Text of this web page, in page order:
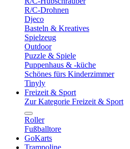
R/C-Drohnen
Djeco
Basteln & Kreatives
Spielzeug
Outdoor
Puzzle & Spiele
Puppenhaus & -küche
Schönes fürs Kinderzimmer
Tinyly
Freizeit & Sport
Zur Kategorie Freizeit & Sport
Roller
Fußballtore
GoKarts
Trampoline